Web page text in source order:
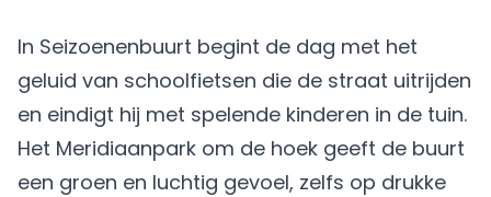
In Seizoenenbuurt begint de dag met het
geluid van schoolfietsen die de straat uitrijden
en eindigt hij met spelende kinderen in de tuin.
Het Meridiaanpark om de hoek geeft de buurt
een groen en luchtig gevoel, zelfs op drukke